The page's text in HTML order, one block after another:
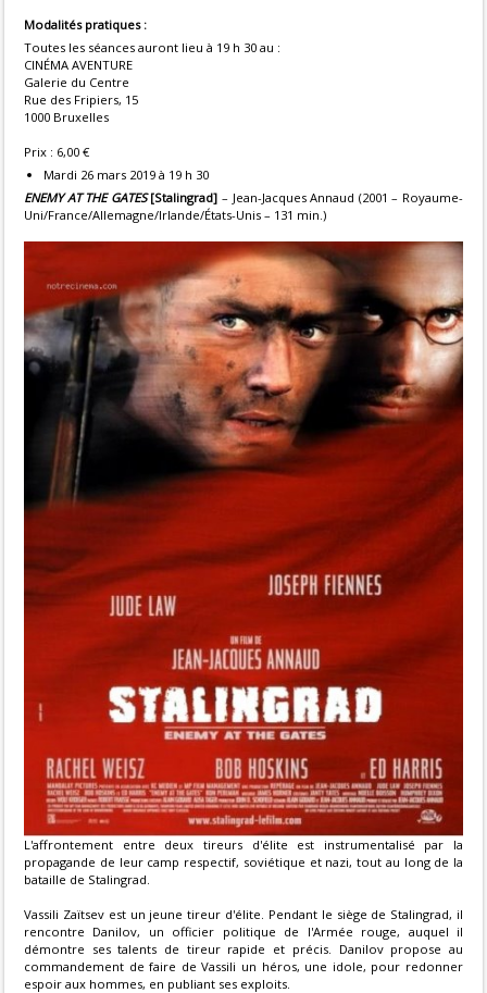
Modalités pratiques :
Toutes les séances auront lieu à 19 h 30 au :
CINÉMA AVENTURE
Galerie du Centre
Rue des Fripiers, 15
1000 Bruxelles
Prix : 6,00 €
Mardi 26 mars 2019 à 19 h 30
ENEMY AT THE GATES[Stalingrad]– Jean-Jacques Annaud (2001 – Royaume-
Uni/France/Allemagne/Irlande/États-Unis – 131 min.)
L'affrontement entre deux tireurs d'élite est instrumentalisé par la
propagande de leur camp respectif, soviétique et nazi, tout au long de la
bataille de Stalingrad.
Vassili Zaïtsev est un jeune tireur d'élite. Pendant le siège de Stalingrad, il
rencontre Danilov, un officier politique de l'Armée rouge, auquel il
démontre ses talents de tireur rapide et précis. Danilov propose au
commandement de faire de Vassili un héros, une idole, pour redonner
espoir aux hommes, en publiant ses exploits.